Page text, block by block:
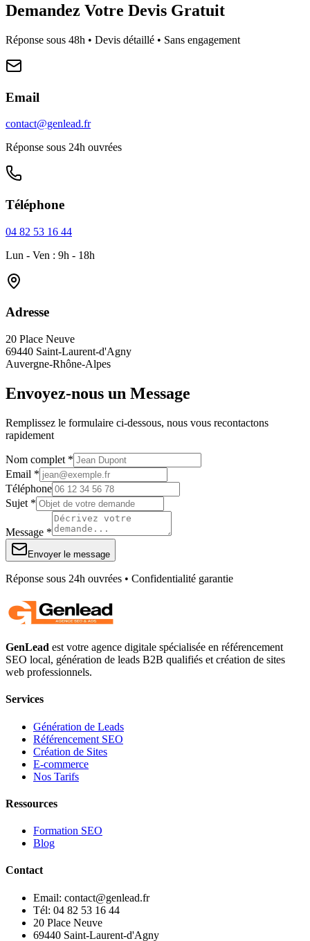
Demandez Votre Devis Gratuit
Réponse sous 48h • Devis détaillé • Sans engagement
Email
contact@genlead.fr
Réponse sous 24h ouvrées
Téléphone
04 82 53 16 44
Lun - Ven : 9h - 18h
Adresse
20 Place Neuve
69440 Saint-Laurent-d'Agny
Auvergne-Rhône-Alpes
Envoyez-nous un Message
Remplissez le formulaire ci-dessous, nous vous recontactons
rapidement
Nom complet *
Email *
Téléphone
Sujet *
Message *
Envoyer le message
Réponse sous 24h ouvrées • Confidentialité garantie
GenLead est votre agence digitale spécialisée en référencement
SEO local, génération de leads B2B qualifiés et création de sites
web professionnels.
Services
Génération de Leads
Référencement SEO
Création de Sites
E-commerce
Nos Tarifs
Ressources
Formation SEO
Blog
Contact
Email: contact@genlead.fr
Tél: 04 82 53 16 44
20 Place Neuve
69440 Saint-Laurent-d'Agny